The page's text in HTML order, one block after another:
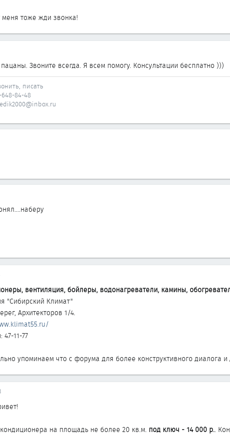
меня тоже жди звонка!
Звоните всегда. Я всем помогу. Консультации бесплатно )))
писать
648-84-48
вентиляция, бойлеры, водонагреватели, камины,
"Сибирский Климат"
Архитекторов 1/4.
11-77
упоминаем что с форума для более конструктивного диалога
на площадь не более 20 кв.м. под ключ - 14 000 р..